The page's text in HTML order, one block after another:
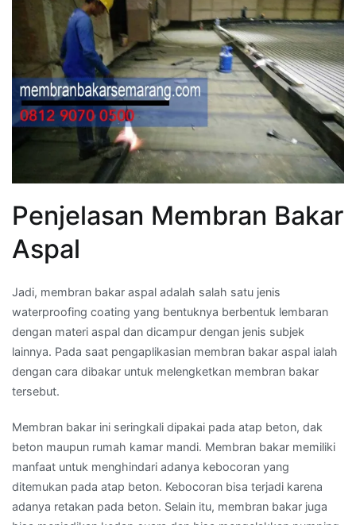
Penjelasan Membran Bakar
Aspal
Jadi, membran bakar aspal adalah salah satu jenis
waterproofing coating yang bentuknya berbentuk lembaran
dengan materi aspal dan dicampur dengan jenis subjek
lainnya. Pada saat pengaplikasian membran bakar aspal ialah
dengan cara dibakar untuk melengketkan membran bakar
tersebut.
Membran bakar ini seringkali dipakai pada atap beton, dak
beton maupun rumah kamar mandi. Membran bakar memiliki
manfaat untuk menghindari adanya kebocoran yang
ditemukan pada atap beton. Kebocoran bisa terjadi karena
adanya retakan pada beton. Selain itu, membran bakar juga